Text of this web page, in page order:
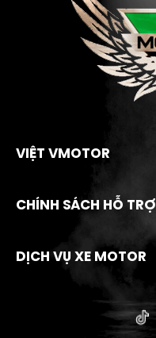
VIỆT VMOTOR
CHÍNH SÁCH HỖ TRỢ
DỊCH VỤ XE MOTOR